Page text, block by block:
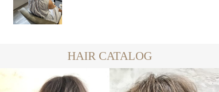
HAIR CATALOG